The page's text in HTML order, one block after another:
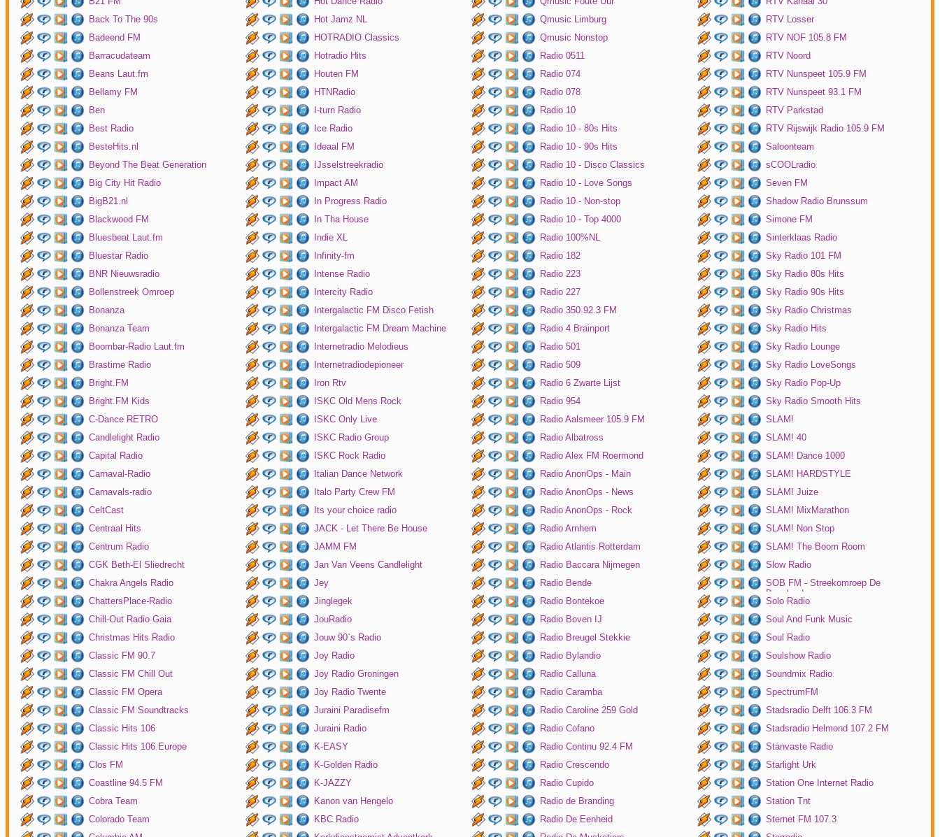
Back To The 90s
Badeend FM
Barracudateam
Beans Laut.fm
Bellamy FM
Ben
Best Radio
BesteHits.nl
Beyond The Beat Generation
Big City Hit Radio
BigB21.nl
Blackwood FM
Bluesbeat Laut.fm
Bluestar Radio
BNR Nieuwsradio
Bollenstreek Omroep
Bonanza
Bonanza Team
Boombar-Radio Laut.fm
Brastime Radio
Bright.FM
Bright.FM Kids
C-Dance RETRO
Candlelight Radio
Capital Radio
Carnaval-Radio
Carnavals-radio
CeltCast
Centraal Hits
Centrum Radio
CGK Beth-El Sliedrecht
Chakra Angels Radio
ChattersPlace-Radio
Chill-Out Radio Gaia
Christmas Hits Radio
Classic FM 90.7
Classic FM Chill Out
Classic FM Opera
Classic FM Soundtracks
Classic Hits 106
Classic Hits 106 Europe
Clos FM
Coastline 94.5 FM
Cobra Team
Colorado Team
Hot Jamz NL
HOTRADIO Classics
Hotradio Hits
Houten FM
HTNRadio
I-turn Radio
Ice Radio
Ideaal FM
IJsselstreekradio
Impact AM
In Progress Radio
In Tha House
Indie XL
Infinity-fm
Intense Radio
Intercity Radio
Intergalactic FM Disco Fetish
Intergalactic FM Dream Machine
Internetradio Melodieus
Internetradiodepioneer
Iron Rtv
ISKC Old Mens Rock
ISKC Only Live
ISKC Radio Group
ISKC Rock Radio
Italian Dance Network
Italo Party Crew FM
Its your choice radio
JACK - Let There Be House
JAMM FM
Jan Van Veens Candlelight
Jey
Jinglegek
JouRadio
Jouw 90`s Radio
Joy Radio
Joy Radio Groningen
Joy Radio Twente
Juraini Paradisefm
Juraini Radio
K-EASY
K-Golden Radio
K-JAZZY
Kanon van Hengelo
KBC Radio
Qmusic Limburg
Qmusic Nonstop
Radio 0511
Radio 074
Radio 078
Radio 10
Radio 10 - 80s Hits
Radio 10 - 90s Hits
Radio 10 - Disco Classics
Radio 10 - Love Songs
Radio 10 - Non-stop
Radio 10 - Top 4000
Radio 100%NL
Radio 182
Radio 223
Radio 227
Radio 350 92.3 FM
Radio 4 Brainport
Radio 501
Radio 509
Radio 6 Zwarte Lijst
Radio 954
Radio Aalsmeer 105.9 FM
Radio Albatross
Radio Alex FM Roermond
Radio AnonOps - Main
Radio AnonOps - News
Radio AnonOps - Rock
Radio Arnhem
Radio Atlantis Rotterdam
Radio Baccara Nijmegen
Radio Bende
Radio Bontekoe
Radio Boven IJ
Radio Breugel Stekkie
Radio Bylandio
Radio Calluna
Radio Caramba
Radio Caroline 259 Gold
Radio Cofano
Radio Continu 92.4 FM
Radio Crescendo
Radio Cupido
Radio de Branding
Radio De Eenheid
RTV Losser
RTV NOF 105.8 FM
RTV Noord
RTV Nunspeet 105.9 FM
RTV Nunspeet 93.1 FM
RTV Parkstad
RTV Rijswijk Radio 105.9 FM
Saloonteam
sCOOLradio
Seven FM
Shadow Radio Brunssum
Simone FM
Sinterklaas Radio
Sky Radio 101 FM
Sky Radio 80s Hits
Sky Radio 90s Hits
Sky Radio Christmas
Sky Radio Hits
Sky Radio Lounge
Sky Radio LoveSongs
Sky Radio Pop-Up
Sky Radio Smooth Hits
SLAM!
SLAM! 40
SLAM! Dance 1000
SLAM! HARDSTYLE
SLAM! Juize
SLAM! MixMarathon
SLAM! Non Stop
SLAM! The Boom Room
Slow Radio
SOB FM - Streekomroep De
Bevelanden
Solo Radio
Soul And Funk Music
Soul Radio
Soulshow Radio
Soundmix Radio
SpectrumFM
Stadsradio Delft 106.3 FM
Stadsradio Helmond 107.2 FM
Stanvaste Radio
Starlight Urk
Station One Internet Radio
Station Tnt
Sternet FM 107.3